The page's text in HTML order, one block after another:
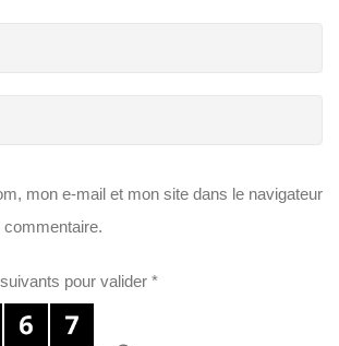
mon e-mail et mon site dans le navigateur
commentaire.
pour valider *